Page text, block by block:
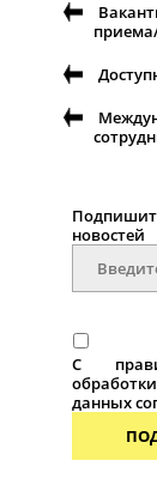
новостей
С
данных